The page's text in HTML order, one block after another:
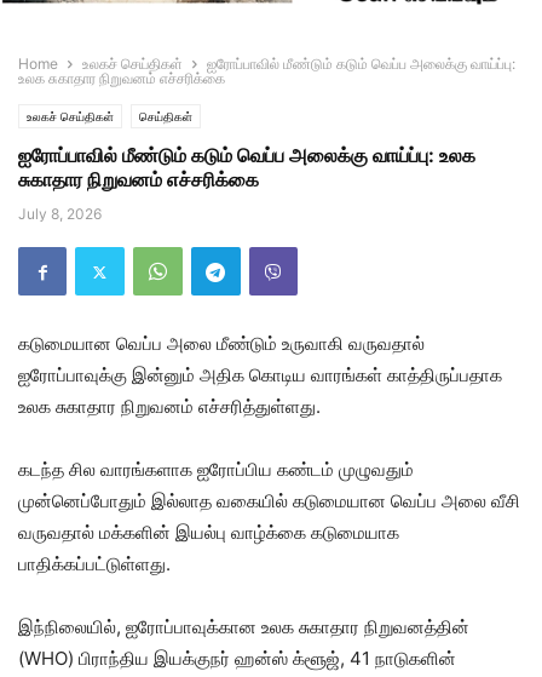
Home உலகச் செய்திகள்
ஐரோப்பாவில் மீண்டும் கடும் வெப்ப அலைக்கு வாய்ப்பு:
உலக சுகாதார நிறுவனம் எச்சரிக்கை
உலகச் செய்திகள் செய்திகள்
ஐரோப்பாவில் மீண்டும் கடும் வெப்ப அலைக்கு வாய்ப்பு: உலக
சுகாதார நிறுவனம் எச்சரிக்கை
July 8, 2026
கடுமையான வெப்ப அலை மீண்டும் உருவாகி வருவதால்
ஐரோப்பாவுக்கு இன்னும் அதிக கொடிய வாரங்கள் காத்திருப்பதாக
உலக சுகாதார நிறுவனம் எச்சரித்துள்ளது.
கடந்த சில வாரங்களாக ஐரோப்பிய கண்டம் முழுவதும்
முன்னெப்போதும் இல்லாத வகையில் கடுமையான வெப்ப அலை வீசி
வருவதால் மக்களின் இயல்பு வாழ்க்கை கடுமையாக
பாதிக்கப்பட்டுள்ளது.
இந்நிலையில், ஐரோப்பாவுக்கான உலக சுகாதார நிறுவனத்தின்
(WHO) பிராந்திய இயக்குநர் ஹன்ஸ் க்ளூஜ், 41 நாடுகளின்